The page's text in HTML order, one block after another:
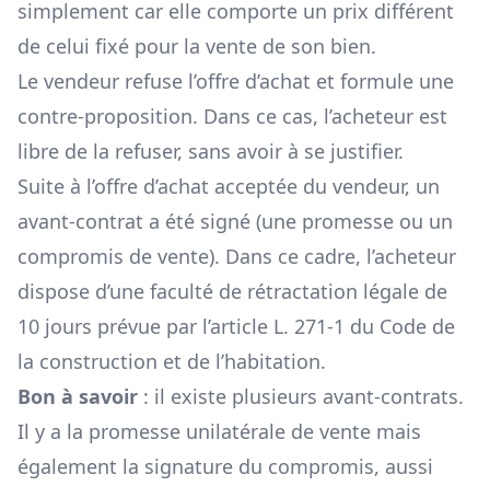
simplement car elle comporte un prix différent
de celui fixé pour la vente de son bien.
Le vendeur refuse l’offre d’achat et formule une
contre-proposition. Dans ce cas, l’acheteur est
libre de la refuser, sans avoir à se justifier.
Suite à l’offre d’achat acceptée du vendeur, un
avant-contrat a été signé (une promesse ou un
compromis de vente). Dans ce cadre, l’acheteur
dispose d’une faculté de rétractation légale de
10 jours prévue par l’article L. 271-1 du Code de
la construction et de l’habitation.
Bon à savoir : il existe plusieurs avant-contrats.
Il y a la promesse unilatérale de vente mais
également la signature du compromis, aussi